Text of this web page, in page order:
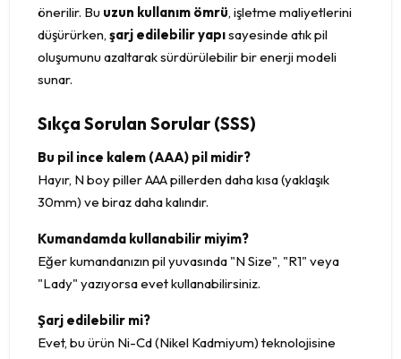
önerilir. Bu uzun kullanım ömrü, işletme maliyetlerini
düşürürken, şarj edilebilir yapısayesinde atık pil
oluşumunu azaltarak sürdürülebilir bir enerji modeli
sunar.
Sıkça Sorulan Sorular (SSS)
Bu pil ince kalem (AAA) pil midir?
Hayır, N boy piller AAA pillerden daha kısa (yaklaşık
30mm) ve biraz daha kalındır.
Kumandamda kullanabilir miyim?
Eğer kumandanızın pil yuvasında "N Size", "R1" veya
"Lady" yazıyorsa evet kullanabilirsiniz.
Şarj edilebilir mi?
Evet, bu ürün Ni-Cd (Nikel Kadmiyum) teknolojisine